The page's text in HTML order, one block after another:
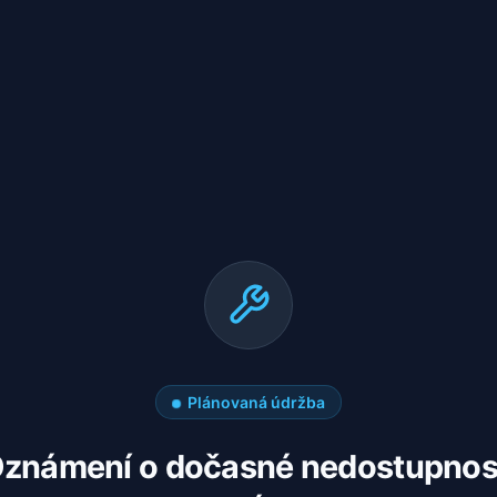
Plánovaná údržba
o dočasné